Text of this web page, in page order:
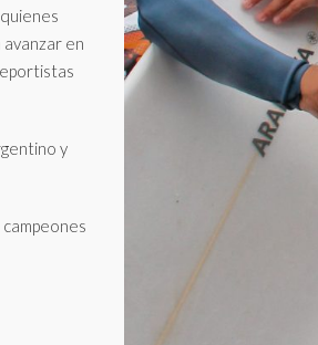
en
y